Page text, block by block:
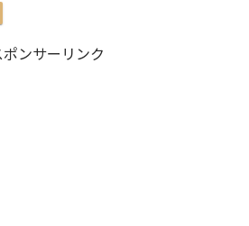
ポンサーリンク